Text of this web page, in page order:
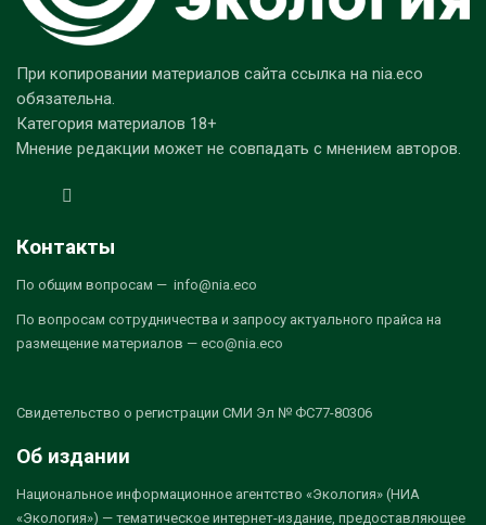
При копировании материалов сайта ссылка на nia.eco
обязательна.
Категория материалов 18+
Мнение редакции может не совпадать с мнением авторов.
Контакты
По общим вопросам — info@nia.eco
По вопросам сотрудничества и запросу актуального прайса на
размещение материалов — eco@nia.eco
Свидетельство о регистрации СМИ Эл № ФС77-80306
Об издании
Национальное информационное агентство «Экология» (НИА
«Экология») — тематическое интернет-издание, предоставляющее